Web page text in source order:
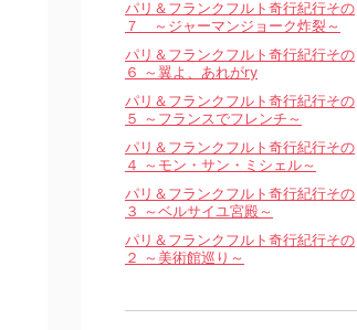
パリ＆フランクフルト奇行紀行その
７ ～ジャーマンジョーク炸裂～
パリ＆フランクフルト奇行紀行その
６ ～翼よ、あれがry
パリ＆フランクフルト奇行紀行その
５ ～フランスでフレンチ～
パリ＆フランクフルト奇行紀行その
４ ～モン・サン・ミシェル～
パリ＆フランクフルト奇行紀行その
３ ～ベルサイユ宮殿～
パリ＆フランクフルト奇行紀行その
２ ～美術館巡り～